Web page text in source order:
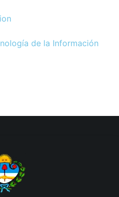
de la Información